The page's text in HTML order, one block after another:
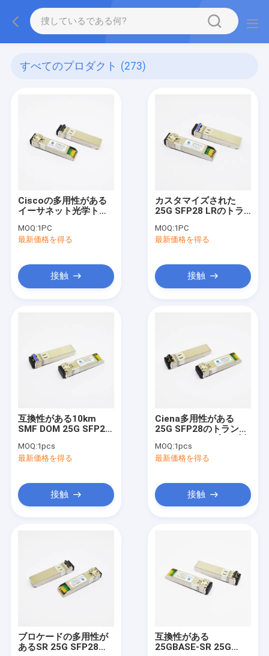
すべてのプロダクト (273)
Ciscoの多用性がある
イーサネット光学トラ
850nm 100m
MOQ:1PC
最新価格を得る
接触
カスタマイズされた
25G SFP28 LRのトラ
10km DOM LCの単一
モード繊維
MOQ:1PC
最新価格を得る
接触
互換性がある10km
SMF DOM 25G SFP28
CWDM 1270nmのブロ
ケード
MOQ:1pcs
最新価格を得る
接触
Ciena多用性がある
25G SFP28のトランシ
応ISO9001は承認した
MOQ:1pcs
最新価格を得る
接触
ブロケードの多用性が
あるSR 25G SFP28の
互換性がある
25GBASE-SR 25G